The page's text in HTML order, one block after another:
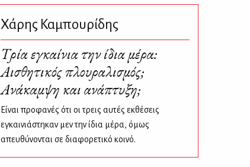
Χάρης Καμπουρίδης
Τρία εγκαίνια την ίδια μέρα:
Αισθητικός πλουραλισμός;
Ανάκαμψη και ανάπτυξη;
Είναι προφανές ότι οι τρεις αυτές εκθέσεις
εγκαινιάστηκαν μεν την ίδια μέρα, όμως
απευθύνονται σε διαφορετικό κοινό.